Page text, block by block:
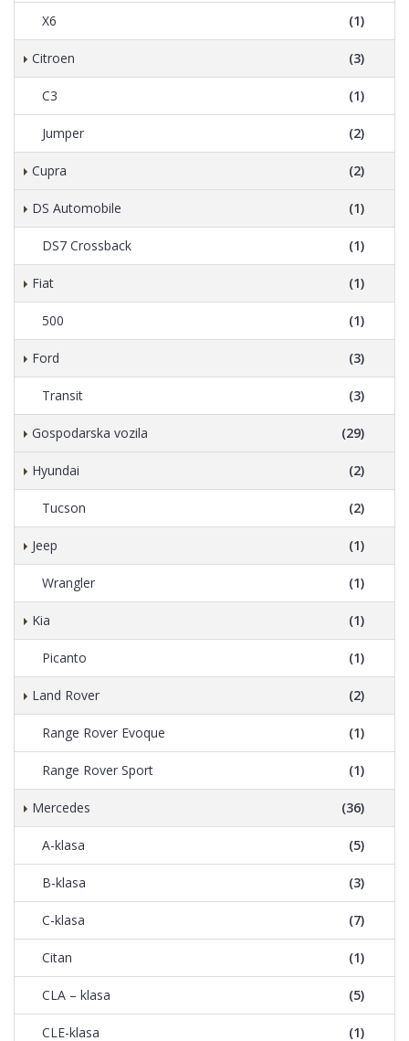
X6 (1)
Citroen (3)
C3 (1)
Jumper (2)
Cupra (2)
DS Automobile (1)
DS7 Crossback (1)
Fiat (1)
500 (1)
Ford (3)
Transit (3)
Gospodarska vozila (29)
Hyundai (2)
Tucson (2)
Jeep (1)
Wrangler (1)
Kia (1)
Picanto (1)
Land Rover (2)
Range Rover Evoque (1)
Range Rover Sport (1)
Mercedes (36)
A-klasa (5)
B-klasa (3)
C-klasa (7)
Citan (1)
CLA – klasa (5)
CLE-klasa (1)